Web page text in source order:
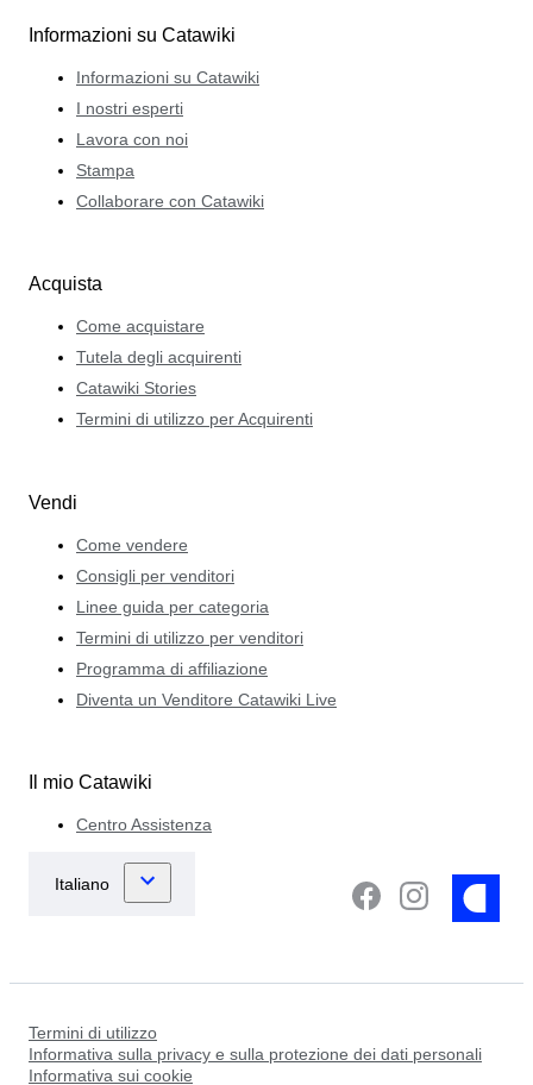
Informazioni su Catawiki
Informazioni su Catawiki
I nostri esperti
Lavora con noi
Stampa
Collaborare con Catawiki
Acquista
Come acquistare
Tutela degli acquirenti
Catawiki Stories
Termini di utilizzo per Acquirenti
Vendi
Come vendere
Consigli per venditori
Linee guida per categoria
Termini di utilizzo per venditori
Programma di affiliazione
Diventa un Venditore Catawiki Live
Il mio Catawiki
Centro Assistenza
Termini di utilizzo
Informativa sulla privacy e sulla protezione dei dati personali
Informativa sui cookie